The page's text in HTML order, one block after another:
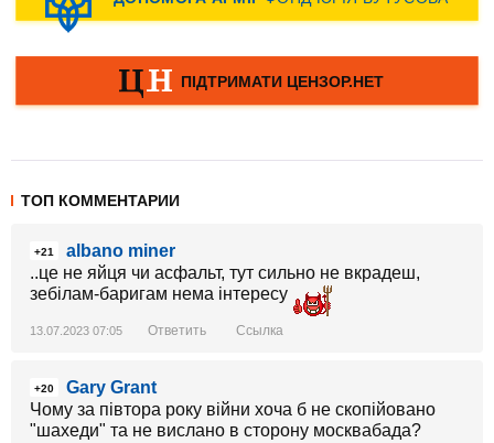
ТОП КОММЕНТАРИИ
+21
albano miner
..це не яйця чи асфальт, тут сильно не вкрадеш,
зебілам-баригам нема інтересу
13.07.2023 07:05 Ответить Ссылка
+20
Gary Grant
Чому за півтора року війни хоча б не скопійовано
"шахеди" та не вислано в сторону москвабада?